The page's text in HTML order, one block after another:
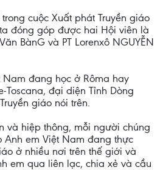
cuộc Xuất phát Truyền giáo
đóng góp được hai Hội viên là
BànG và PT Lorenxô NGUYỄN
Nam đang học ở Rôma hay
đại diện Tỉnh Dòng
giáo nói trên.
và hiệp thông, mỗi người chúng
Anh em Việt Nam đang thực
ở nhiều nơi trên thế giới và
em qua liên lạc, chia xẻ và cầu